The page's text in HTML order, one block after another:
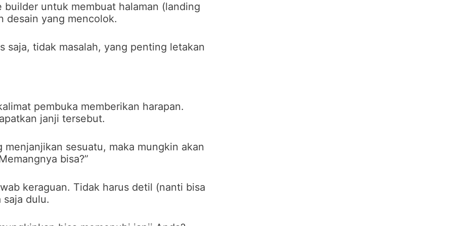
untuk membuat halaman (landing
desain yang mencolok.
saja, tidak masalah, yang penting letakan
pembuka memberikan harapan.
janji tersebut.
sesuatu, maka mungkin akan
bisa?”
keraguan. Tidak harus detil (nanti bisa
dulu.